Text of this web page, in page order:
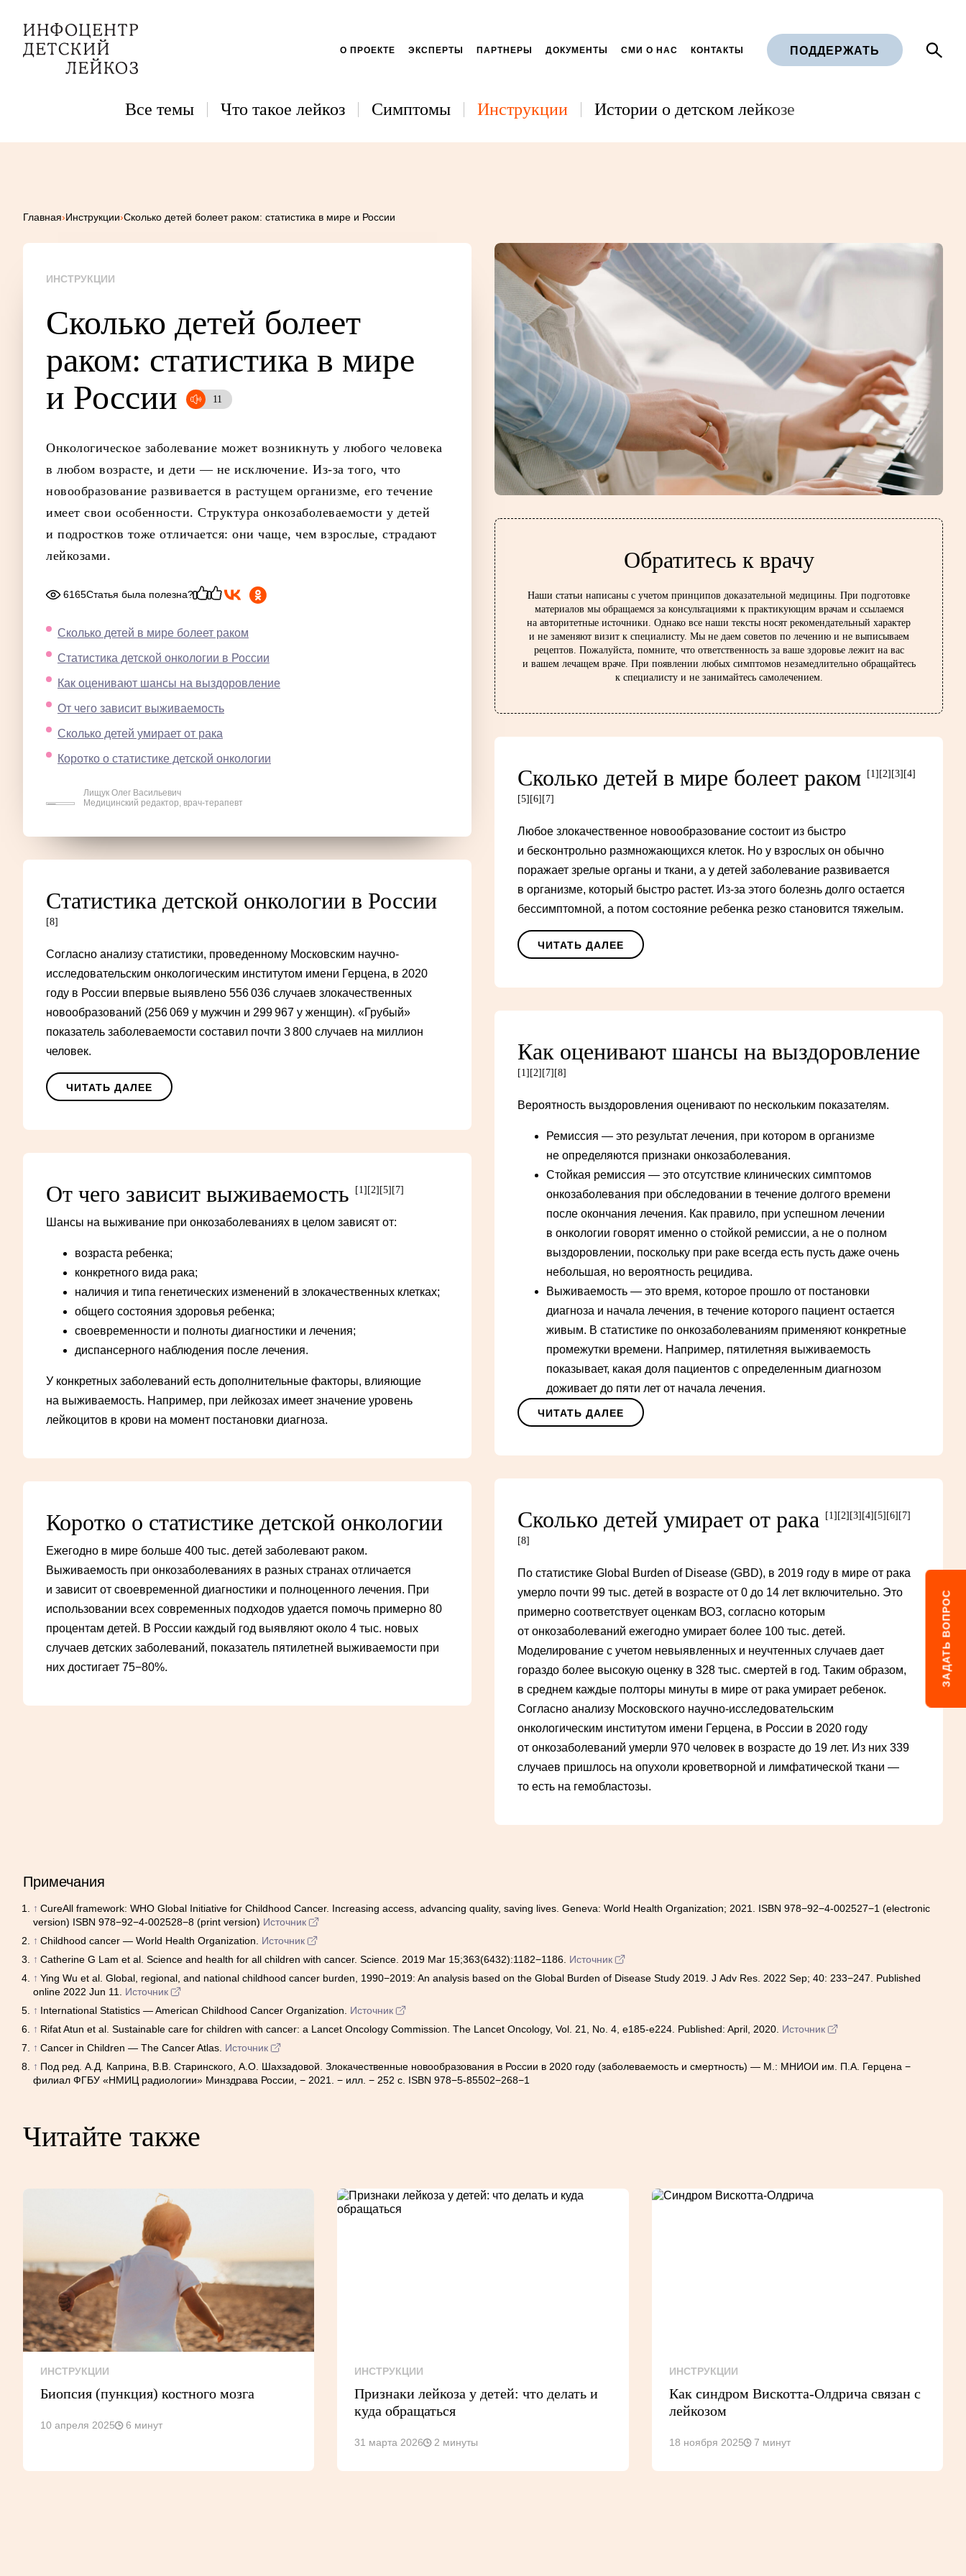
ЗАДАТЬ ВОПРОС
О ПРОЕКТЕ ЭКСПЕРТЫ ПАРТНЕРЫ ДОКУМЕНТЫ СМИ О НАС КОНТАКТЫ ПОДДЕРЖАТЬ
Все темы Что такое лейкоз Симптомы Инструкции Истории о детском лейкозе
Главная›Инструкции›Сколько детей болеет раком: статистика в мире и России
ИНСТРУКЦИИ
Сколько детей болеет
раком: ста­тис­ти­ка в ми­ре
и Рос­сии
Онкологическое заболевание может возникнуть у любого человека
в любом возрасте, и дети — не исключение. Из-за того, что
новообразование развивается в растущем организме, его течение
имеет свои особенности. Структура онкозаболеваемости у детей
и подростков тоже отличается: они чаще, чем взрослые, страдают
лейкозами.
6165Статья была полезна?
Сколько детей в мире болеет раком
Статистика детской онкологии в России
Как оценивают шансы на выздоровление
От чего зависит выживаемость
Сколько детей умирает от рака
Коротко о статистике детской онкологии
Лищук Олег Васильевич
Медицинский редактор, врач-терапевт
Обратитесь к врачу
Наши статьи написаны с учетом принципов доказательной медицины. При подготовке
материалов мы обращаемся за консультациями к практикующим врачам и ссылаемся
на авторитетные источники. Однако все наши тексты носят рекомендательный характер
и не заменяют визит к специалисту. Мы не даем советов по лечению и не выписываем
рецептов. Пожалуйста, помните, что ответственность за ваше здоровье лежит на вас
и вашем лечащем враче. При появлении любых симптомов незамедлительно обращайтесь
к специалисту и не занимайтесь самолечением.
Сколько детей в мире болеет раком [1] [2] [3] [4]
[5] [6] [7]
Любое злокачественное новообразование состоит из быстро
и бесконтрольно размножающихся клеток. Но у взрослых он обычно
поражает зрелые органы и ткани, а у детей заболевание развивается
в организме, который быстро растет. Из-за этого болезнь долго остается
бессимптомной, а потом состояние ребенка резко становится тяжелым.
ЧИТАТЬ ДАЛЕЕ
Статистика детской онкологии в России
[8]
Согласно анализу статистики, проведенному Московским научно-
исследовательским онкологическим институтом имени Герцена, в 2020
году в России впервые выявлено 556 036 случаев злокачественных
новообразований (256 069 у мужчин и 299 967 у женщин). «Грубый»
показатель заболеваемости составил почти 3 800 случаев на миллион
человек.
ЧИТАТЬ ДАЛЕЕ
Как оценивают шансы на выздоровление
[1] [2] [7] [8]
Вероятность выздоровления оценивают по нескольким показателям.
Ремиссия — это результат лечения, при котором в организме
не определяются признаки онкозаболевания.
Стойкая ремиссия — это отсутствие клинических симптомов
онкозаболевания при обследовании в течение долгого времени
после окончания лечения. Как правило, при успешном лечении
в онкологии говорят именно о стойкой ремиссии, а не о полном
выздоровлении, поскольку при раке всегда есть пусть даже очень
небольшая, но вероятность рецидива.
Выживаемость — это время, которое прошло от постановки
диагноза и начала лечения, в течение которого пациент остается
живым. В статистике по онкозаболеваниям применяют конкретные
промежутки времени. Например, пятилетняя выживаемость
показывает, какая доля пациентов с определенным диагнозом
доживает до пяти лет от начала лечения.
ЧИТАТЬ ДАЛЕЕ
От чего зависит выживаемость [1] [2] [5] [7]
Шансы на выживание при онкозаболеваниях в целом зависят от:
возраста ребенка;
конкретного вида рака;
наличия и типа генетических изменений в злокачественных клетках;
общего состояния здоровья ребенка;
своевременности и полноты диагностики и лечения;
диспансерного наблюдения после лечения.
У конкретных заболеваний есть дополнительные факторы, влияющие
на выживаемость. Например, при лейкозах имеет значение уровень
лейкоцитов в крови на момент постановки диагноза.
Сколько детей умирает от рака [1] [2] [3] [4] [5] [6] [7]
[8]
По статистике Global Burden of Disease (GBD), в 2019 году в мире от рака
умерло почти 99 тыс. детей в возрасте от 0 до 14 лет включительно. Это
примерно соответствует оценкам ВОЗ, согласно которым
от онкозаболеваний ежегодно умирает более 100 тыс. детей.
Моделирование с учетом невыявленных и неучтенных случаев дает
гораздо более высокую оценку в 328 тыс. смертей в год. Таким образом,
в среднем каждые полторы минуты в мире от рака умирает ребенок.
Согласно анализу Московского научно-исследовательским
онкологическим институтом имени Герцена, в России в 2020 году
от онкозаболеваний умерли 970 человек в возрасте до 19 лет. Из них 339
случаев пришлось на опухоли кроветворной и лимфатической ткани —
то есть на гемобластозы.
Коротко о статистике детской онкологии
Ежегодно в мире больше 400 тыс. детей заболевают раком.
Выживаемость при онкозаболеваниях в разных странах отличается
и зависит от своевременной диагностики и полноценного лечения. При
использовании всех современных подходов удается помочь примерно 80
процентам детей. В России каждый год выявляют около 4 тыс. новых
случаев детских заболеваний, показатель пятилетней выживаемости при
них достигает 75−80%.
Примечания
↑ CureAll framework: WHO Global Initiative for Childhood Cancer. Increasing access, advancing quality, saving lives. Geneva: World Health Organization; 2021. ISBN 978−92−4-002527−1 (electronic
version) ISBN 978−92−4-002528−8 (print version) Источник
↑ Childhood cancer — World Health Organization. Источник
↑ Catherine G Lam et al. Science and health for all children with cancer. Science. 2019 Mar 15;363(6432):1182−1186. Источник
↑ Ying Wu et al. Global, regional, and national childhood cancer burden, 1990−2019: An analysis based on the Global Burden of Disease Study 2019. J Adv Res. 2022 Sep; 40: 233−247. Published
online 2022 Jun 11. Источник
↑ International Statistics — American Childhood Cancer Organization. Источник
↑ Rifat Atun et al. Sustainable care for children with cancer: a Lancet Oncology Commission. The Lancet Oncology, Vol. 21, No. 4, e185-e224. Published: April, 2020. Источник
↑ Cancer in Children — The Cancer Atlas. Источник
↑ Под ред. А.Д. Каприна, В.В. Старинского, А.О. Шахзадовой. Злокачественные новообразования в России в 2020 году (заболеваемость и смертность) — М.: МНИОИ им. П.А. Герцена −
филиал ФГБУ «НМИЦ радиологии» Минздрава России, − 2021. − илл. − 252 с. ISBN 978−5-85502−268−1
Читайте также
ИНСТРУКЦИИ
Биопсия (пункция) костного мозга
10 апреля 2025 6 минут
ИНСТРУКЦИИ
Признаки лейкоза у детей: что делать и
куда обращаться
31 марта 2026 2 минуты
ИНСТРУКЦИИ
Как синдром Вискотта-Олдрича связан с
лейкозом
18 ноября 2025 7 минут